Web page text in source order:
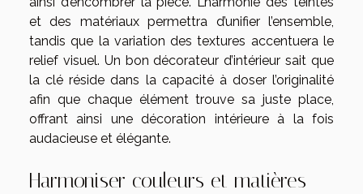
et des matériaux permettra d’unifier l’ensemble,
tandis que la variation des textures accentuera le
relief visuel. Un bon décorateur d’intérieur sait que
la clé réside dans la capacité à doser l’originalité
afin que chaque élément trouve sa juste place,
offrant ainsi une décoration intérieure à la fois
audacieuse et élégante.
Harmoniser couleurs et matières